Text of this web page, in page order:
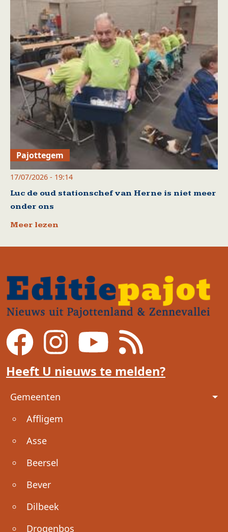
Pajottegem
17/07/2026 - 19:14
Luc de oud stationschef van Herne is niet meer
onder ons
Meer lezen
Heeft U nieuws te melden?
Voet
Gemeenten
Affligem
Asse
Beersel
Bever
Dilbeek
Drogenbos